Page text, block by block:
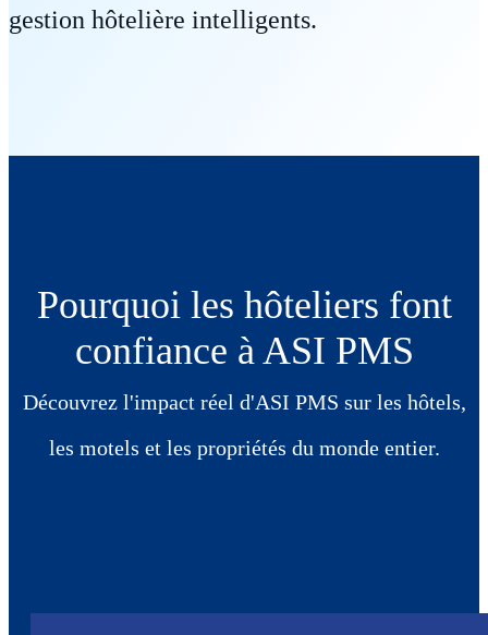
gestion hôtelière intelligents.
Pourquoi les hôteliers font
confiance à ASI PMS
Découvrez l'impact réel d'ASI PMS sur les hôtels,
les motels et les propriétés du monde entier.